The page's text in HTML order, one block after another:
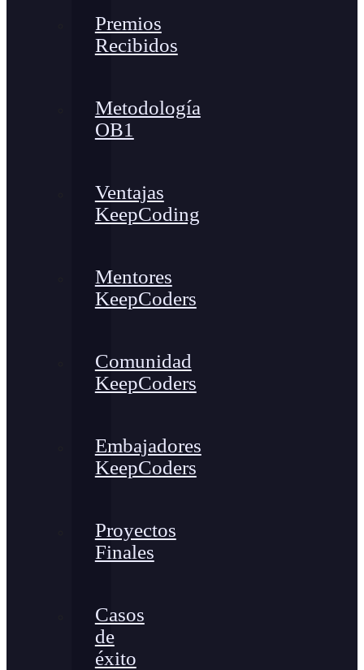
Premios
Recibidos
Metodología
OB1
Ventajas
KeepCoding
Mentores
KeepCoders
Comunidad
KeepCoders
Embajadores
KeepCoders
Proyectos
Finales
Casos
de
éxito